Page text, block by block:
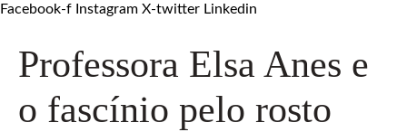
Facebook-f Instagram X-twitter Linkedin
Professora Elsa Anes e
o fascínio pelo rosto